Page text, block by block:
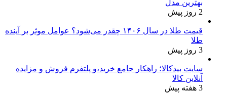
بهترین مدل
2 روز پیش
قیمت طلا در سال ۱۴۰۶ چقدر می‌شود؟ عوامل موثر بر آینده
طلا
3 روز پیش
سایت بیدکالا؛ راهکار جامع خرید،و پلتفرم فروش و مزایده
آنلاین کالا
3 هفته پیش